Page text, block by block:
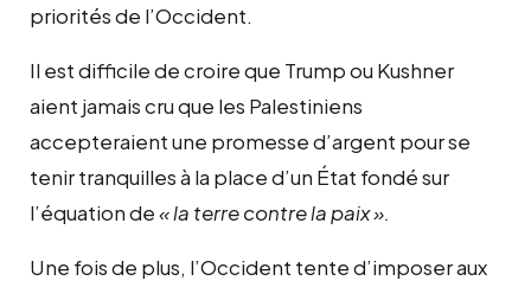
priorités de l’Occident.
Il est difficile de croire que Trump ou Kushner
aient jamais cru que les Palestiniens
accepteraient une promesse d’argent pour se
tenir tranquilles à la place d’un État fondé sur
l’équation de« la terre contre la paix ».
Une fois de plus, l’Occident tente d’imposer aux